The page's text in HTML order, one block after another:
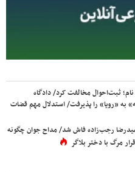
ثبت‌احوال مخالفت کرد/ دادگاه
به «رویا» را پذیرفت/ استدلال مهم قضات
حمیدرضا رجب‌زاده فاش شد/ مداح جوان چگونه
مرگ با دختر بلاگر